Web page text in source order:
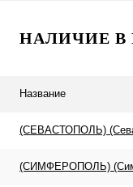
НАЛИЧИЕ В
Название
(СЕВАСТОПОЛЬ)
(СИМФЕРОПОЛЬ)